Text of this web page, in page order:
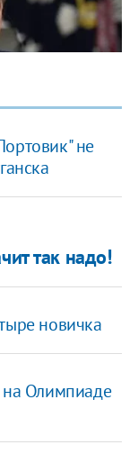
не
так надо!
новичка
на Олимпиаде